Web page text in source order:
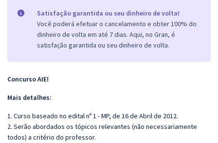
Satisfação garantida ou seu dinheiro de volta!
Você poderá efetuar o cancelamento e obter 100% do
dinheiro de volta em até 7 dias. Aqui, no Gran, é
satisfação garantida ou seu dinheiro de volta.
Concurso AIE!
Mais detalhes:
1. Curso baseado no edital nº 1 - MP, de 16 de Abril de 2012.
2. Serão abordados os tópicos relevantes (não necessariamente
todos) a critério do professor.